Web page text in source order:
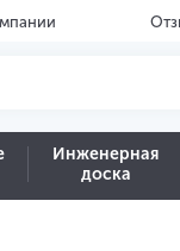
Инженерная
доска